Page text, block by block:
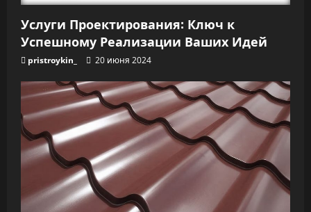
Услуги Проектирования: Ключ к
Успешному Реализации Ваших Идей
pristroykin_ 20 июня 2024